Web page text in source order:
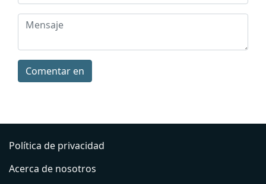
Comentar en
Política de privacidad
Acerca de nosotros